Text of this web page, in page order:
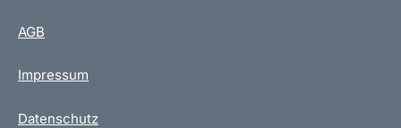
AGB
Impressum
Datenschutz